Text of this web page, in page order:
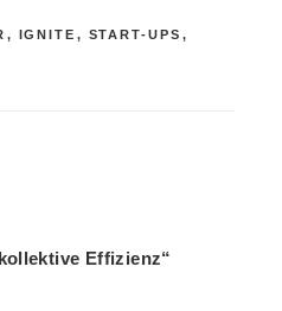
, IGNITE , START-UPS ,
Effizienz“